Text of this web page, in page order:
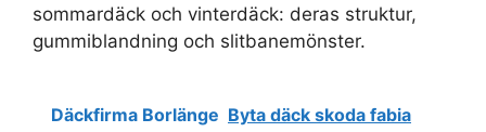
sommardäck och vinterdäck: deras struktur,
gummiblandning och slitbanemönster.
Däckfirma Borlänge Byta däck skoda fabia